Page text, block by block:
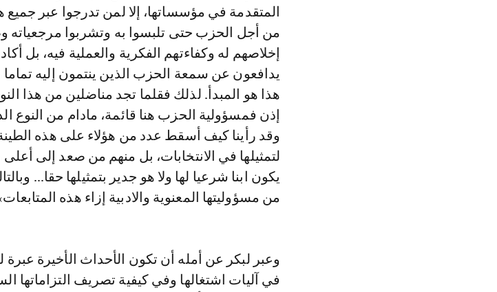
المتقدمة في مؤسساتها، إلا لمن تدرجوا عبر جميع
من أجل الحزب حتى تلبسوا به وتشربوا مرجعياته
إخلاصهم له وكفاءتهم الفكرية والعملية فيه، بل
يدافعون عن سمعة الحزب الذين ينتمون إليه
هذا هو المبدأ. لذلك فقلما تجد مناضلين من هذا
إذن فمسؤولية الحزب هنا قائمة، مادام من النوع
وقد رأينا كيف أسقط عدد من هؤلاء على هذه
لتمثيلها في الانتخابات، بل منهم من صعد إلى
يكون ابنا شرعيا لها ولا هو جدير بتمثيلها حقا...
من مسؤوليتها المعنوية والادبية إزاء هذه
وعبر لبكر عن أمله أن تكون الأحداث الأخيرة عبرة
في آليات اشتغالها وفي كيفية تصريف التزاماتها